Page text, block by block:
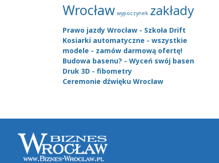
Wrocław wypoczynek zakłady
Prawo jazdy Wrocław - Szkoła Drift
Kosiarki automatyczne - wszystkie
modele - zamów darmową ofertę!
Budowa basenu? - Wyceń swój basen
Druk 3D - fibometry
Ceremonie dźwięku Wrocław